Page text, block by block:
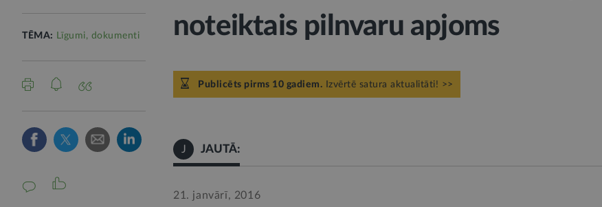
TĒMA: Līgumi, dokumenti
noteiktais pilnvaru apjoms
Publicēts pirms 10 gadiem. Izvērtē satura aktualitāti! >>
J JAUTĀ:
21. janvārī, 2016